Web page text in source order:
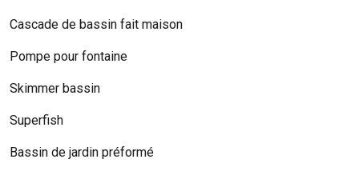
Cascade de bassin fait maison
Pompe pour fontaine
Skimmer bassin
Superfish
Bassin de jardin préformé